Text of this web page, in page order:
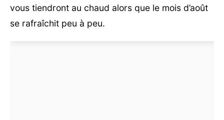
vous tiendront au chaud alors que le mois d’août
se rafraîchit peu à peu.